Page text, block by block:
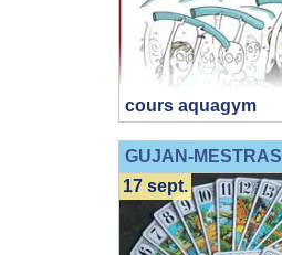
cours aquagym
GUJAN-MESTRAS
17 sept.